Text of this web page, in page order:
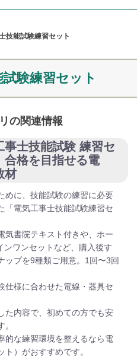
技能試験練習セット
験練習セット
の関連情報
士技能試験 練習セ
合格を目指せる電
材
めに、技能試験の練習に必要
「電気工事士技能試験練習セ
気書院テキスト付きや、ホー
ワンセットなど、購入後す
ップを9種類ご用意。1回〜3回
仕様に合わせた電線・器具セ
た内容で、初めての方でも安
的な練習環境を整えるなら電
）がおすすめです。